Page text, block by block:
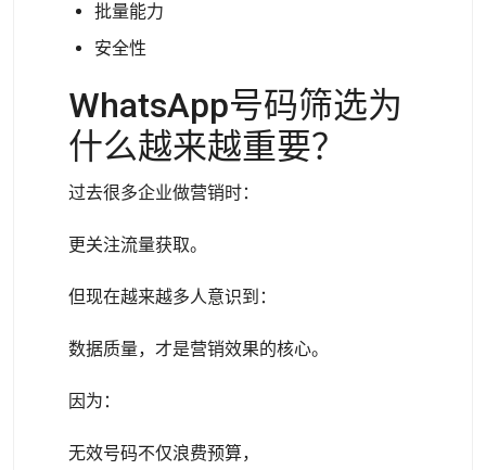
批量能力
安全性
WhatsApp号码筛选为
什么越来越重要？
过去很多企业做营销时：
更关注流量获取。
但现在越来越多人意识到：
数据质量，才是营销效果的核心。
因为：
无效号码不仅浪费预算，